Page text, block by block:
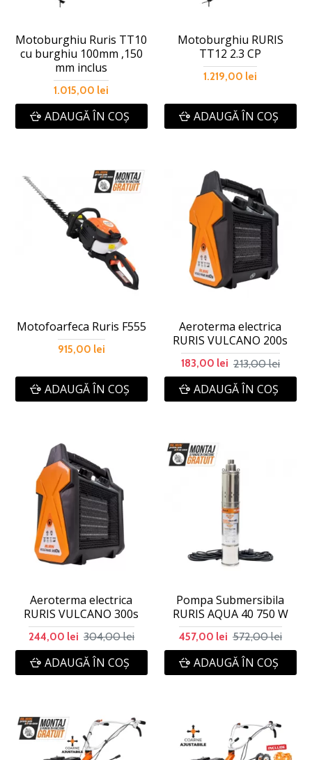
Motoburghiu Ruris TT10
cu burghiu 100mm ,150
mm inclus
1.015,00 lei
ADAUGĂ ÎN COŞ
Motoburghiu RURIS
TT12 2.3 CP
1.219,00 lei
ADAUGĂ ÎN COŞ
Motofoarfeca Ruris F555
915,00 lei
ADAUGĂ ÎN COŞ
Aeroterma electrica
RURIS VULCANO 200s
183,00 lei 213,00 lei
ADAUGĂ ÎN COŞ
Aeroterma electrica
RURIS VULCANO 300s
244,00 lei 304,00 lei
ADAUGĂ ÎN COŞ
Pompa Submersibila
RURIS AQUA 40 750 W
457,00 lei 572,00 lei
ADAUGĂ ÎN COŞ